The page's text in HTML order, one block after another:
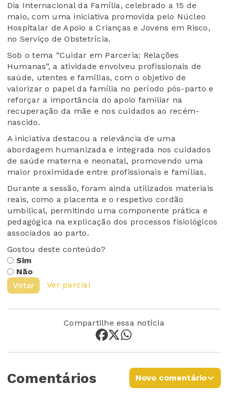
Dia Internacional da Família, celebrado a 15 de
maio, com uma iniciativa promovida pelo Núcleo
Hospitalar de Apoio a Crianças e Jovens em Risco,
no Serviço de Obstetrícia.
Sob o tema “Cuidar em Parceria: Relações
Humanas”, a atividade envolveu profissionais de
saúde, utentes e famílias, com o objetivo de
valorizar o papel da família no período pós-parto e
reforçar a importância do apoio familiar na
recuperação da mãe e nos cuidados ao recém-
nascido.
A iniciativa destacou a relevância de uma
abordagem humanizada e integrada nos cuidados
de saúde materna e neonatal, promovendo uma
maior proximidade entre profissionais e famílias.
Durante a sessão, foram ainda utilizados materiais
reais, como a placenta e o respetivo cordão
umbilical, permitindo uma componente prática e
pedagógica na explicação dos processos fisiológicos
associados ao parto.
Gostou deste conteúdo?
Sim
Não
Votar
Ver parcial
Compartilhe essa notícia
Comentários Novo comentário